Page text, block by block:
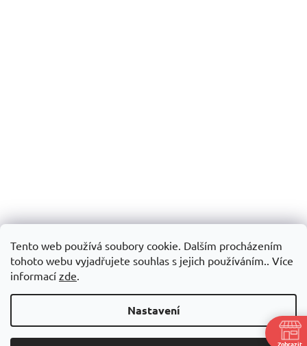
Tento web používá soubory cookie. Dalším procházením
tohoto webu vyjadřujete souhlas s jejich používáním.. Více
informací zde.
Nastavení
Zobrazit